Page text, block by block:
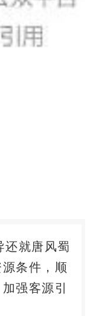
就唐风蜀
条件，顺
强客源引